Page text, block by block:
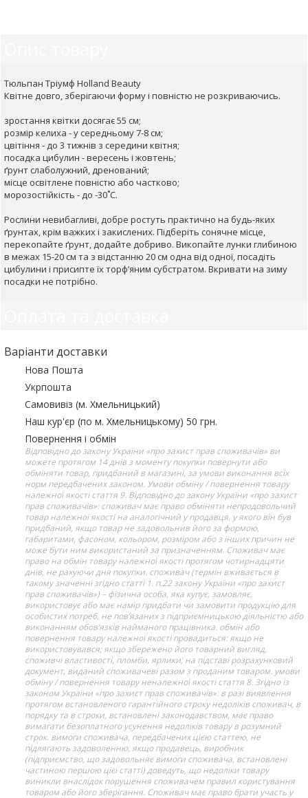
Тюльпан Тріумф Holland Beauty
Квітне довго, зберігаючи форму і повністю не розкриваючись.
зростання квітки досягає 55 см;
розмір келиха - у середньому 7-8 см;
цвітіння - до 3 тижнів з середини квітня;
посадка цибулин - вересень і жовтень;
ґрунт слаболужний, дренований;
місце освітлене повністю або частково;
морозостійкість - до -30˚С.
Рослини невибагливі, добре ростуть практично на будь-яких
ґрунтах, крім важких і закислених. Підберіть сонячне місце,
перекопайте ґрунт, додайте добриво. Викопайте лунки глибиною
в межах 15-20 см та з відстанню 20 см одна від одної, посадіть
цибулини і присипте їх торф’яним субстратом. Вкривати на зиму
посадки не потрібно.
Варіанти доставки
Нова Пошта
Укрпошта
Самовивіз (м. Хмельницький)
Наш кур'єр (по м. Хмельницькому) 50 грн.
Повернення і обмін
Відповідно до закону України «про захист прав споживачів» ви
можете протягом 14 днів з моменту покупки повернути або
обміняти товар, придбаний в магазині, за умови виконання всіх
норм передбачених законом. Умови обміну / повернення товару
належної якості стаття 9. Відповідно до закону України «про захист
прав споживачів»: споживач має право обміняти непродовольчий
товар належної якості на аналогічний у продавця, у якого він був
придбаний, якщо товар не задовольнив його за формою,
габаритами, фасоном, кольором, розміром або з інших причин не
може бути ним використаний за призначенням. Споживач має
право на обмін товару належної якості протягом чотирнадцяти
днів, не рахуючи дня покупки. споживач (термін вживається в
такому значенні згідно статті 1. п.22 закону України «про захист
прав споживачів») – фізична особа, яка купує, замовляє,
використовує або має намір придбати чи замовити продукцію для
особистих потреб, не пов’язаних з підприємницькою діяльністю або
виконанням обов’язків найманого працівника. обмін або
повернення товару належної якості провадиться: якщо не
використовувався; якщо збережено його товарний вигляд,
споживчі властивості, пломби, ярлики; на підставі розрахунковий
документ, виданий споживачеві разом з проданим товаром. умови
обміну / повернення товару неналежної якості стаття 8. Згідно із
законом України «про захист прав споживачів»: в разі виявлення
протягом встановленого гарантійного строку недоліків споживач, в
порядку та в строки, встановлені законодавством, має право
вимагати безоплатного усунення недоліків товару в розумний
строк. вимоги споживача, передбачених цією статтею, не
підлягають задоволенню, якщо продавець, виробник
(підприємство, що задовольняє вимоги споживача, встановлені
частиною першою цієї статті) доведуть, що недоліки товару
виникли внаслідок порушення споживачем правил користування
товаром або його зберігання. Споживач має право брати участь у